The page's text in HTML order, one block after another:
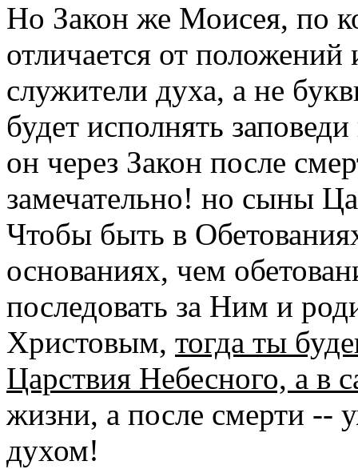
Но Закон же Моисея, по
отличается от
служители духа, а не
будет исполнять
он через Закон после
замечательно! но сыны
Чтобы быть в
основаниях, чем
последовать за Ним и
Христовым, тогда ты
Царствия Небесного, а в
жизни, а после смерти
духом!